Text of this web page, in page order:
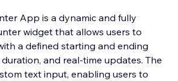
App is a dynamic and fully
widget that allows users to
a defined starting and ending
and real-time updates. The
text input, enabling users to